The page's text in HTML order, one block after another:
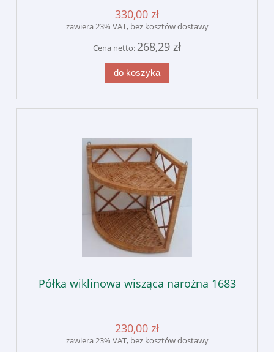
330,00 zł
zawiera 23% VAT, bez kosztów dostawy
Cena netto: 268,29 zł
do koszyka
Półka wiklinowa wisząca narożna 1683
230,00 zł
zawiera 23% VAT, bez kosztów dostawy